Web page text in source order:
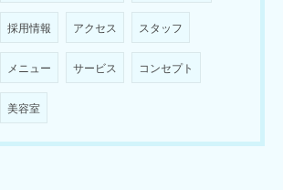
採用情報 アクセス スタッフ
メニュー サービス コンセプト
美容室